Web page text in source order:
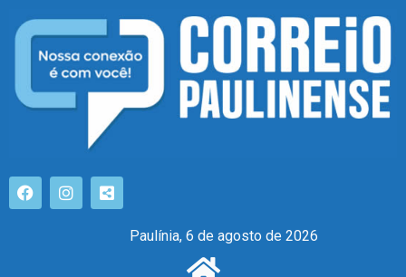
Paulínia, 6 de agosto de 2026